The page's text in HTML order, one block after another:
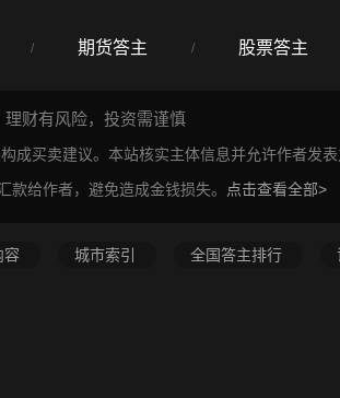
/ 期货答主 / 股票答主
理财有风险，投资需谨慎
买卖建议。本站核实主体信息并允许作者发
给作者，避免造成金钱损失。
点击查看全部>
容 城市索引 全国答主排行